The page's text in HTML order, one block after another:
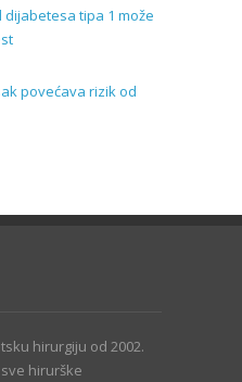
tipa 1 može
povećava rizik od
hirurgiju od 2002.
hirurške